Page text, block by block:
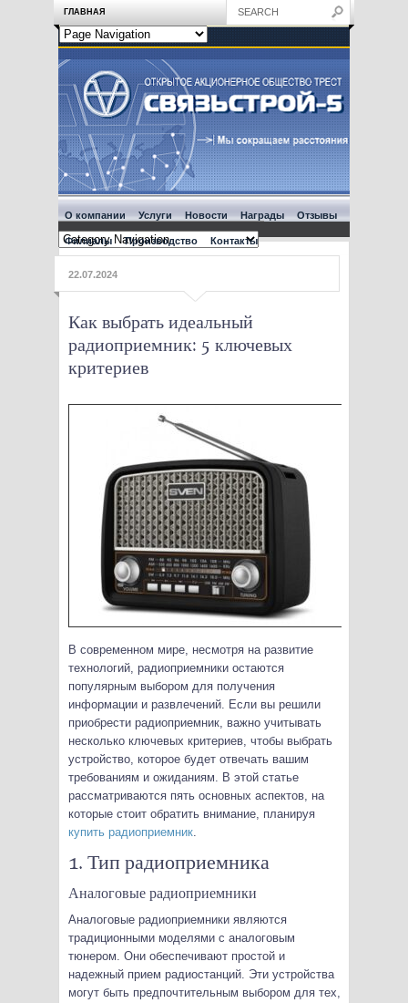
ГЛАВНАЯ
О компании Услуги Новости Награды Отзывы
Филиалы Производство Контакты
22.07.2024
Как выбрать идеальный
радиоприемник: 5 ключевых
критериев
В современном мире, несмотря на развитие
технологий, радиоприемники остаются
популярным выбором для получения
информации и развлечений. Если вы решили
приобрести радиоприемник, важно учитывать
несколько ключевых критериев, чтобы выбрать
устройство, которое будет отвечать вашим
требованиям и ожиданиям. В этой статье
рассматриваются пять основных аспектов, на
которые стоит обратить внимание, планируя
купить радиоприемник.
1. Тип радиоприемника
Аналоговые радиоприемники
Аналоговые радиоприемники являются
традиционными моделями с аналоговым
тюнером. Они обеспечивают простой и
надежный прием радиостанций. Эти устройства
могут быть предпочтительным выбором для тех,